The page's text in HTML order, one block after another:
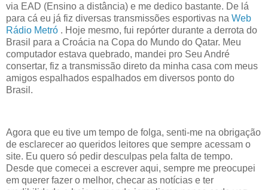
via EAD (Ensino a distância) e me dedico bastante. De lá
para cá eu já fiz diversas transmissões esportivas na Web
Rádio Metró . Hoje mesmo, fui repórter durante a derrota do
Brasil para a Croácia na Copa do Mundo do Qatar. Meu
computador estava quebrado, mandei pro Seu André
consertar, fiz a transmissão direto da minha casa com meus
amigos espalhados espalhados em diversos ponto do
Brasil.
Agora que eu tive um tempo de folga, senti-me na obrigação
de esclarecer ao queridos leitores que sempre acessam o
site. Eu quero só pedir desculpas pela falta de tempo.
Desde que comecei a escrever aqui, sempre me preocupei
em querer fazer o melhor, checar as notícias e ter